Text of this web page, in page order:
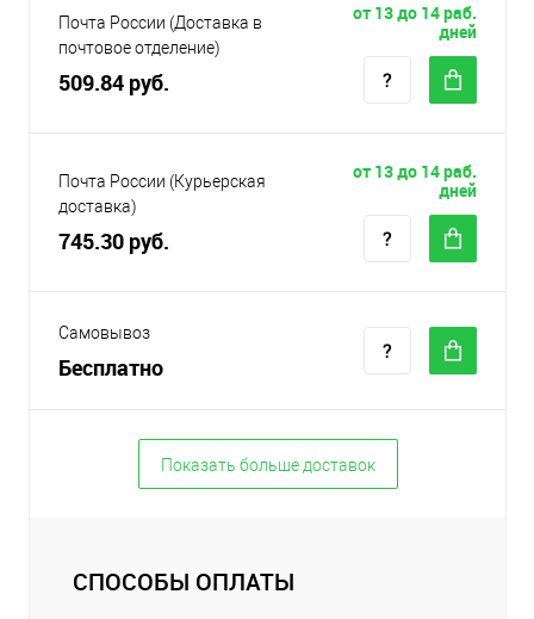
Почта России (Доставка в
почтовое отделение)
509.84 руб.
от 13 до 14 раб.
дней
Почта России (Курьерская
доставка)
745.30 руб.
от 13 до 14 раб.
дней
Самовывоз
Бесплатно
Показать больше доставок
СПОСОБЫ ОПЛАТЫ